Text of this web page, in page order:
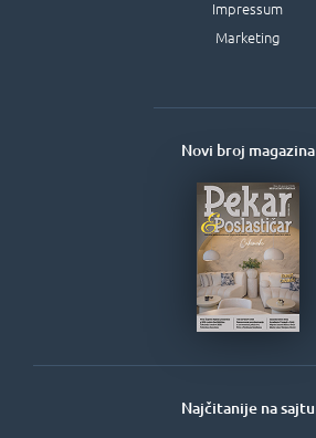
Impressum
Marketing
Najčitanije na sajtu
Novi broj magazina